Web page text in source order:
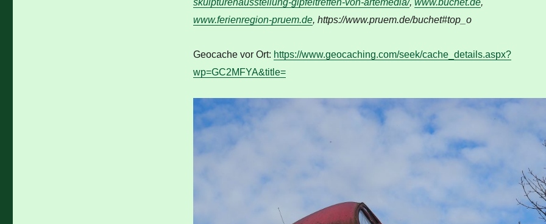
www.ferienregion-pruem.de, https://www.pruem.de/buchet#top_o
Geocache vor Ort: https://www.geocaching.com/seek/cache_details.aspx?
wp=GC2MFYA&title=